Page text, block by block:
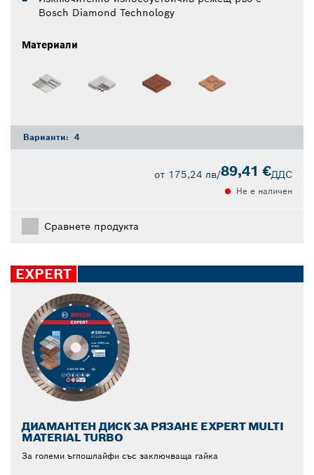
Bosch Diamond Technology
Материали
Варианти: 4
от 175,24 лв/89,41 €ДДС
Не е наличен
Сравнете продукта
EXPERT
ДИАМАНТЕН ДИСК ЗА РЯЗАНЕ EXPERT MULTI
MATERIAL TURBO
За големи ъглошлайфи със заключваща гайка